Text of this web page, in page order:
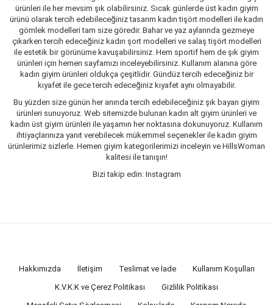
ürünleri ile her mevsim şık olabilirsiniz. Sıcak günlerde üst kadın giyim
ürünü olarak tercih edebileceğiniz tasarım kadın tişört modelleri ile kadın
gömlek modelleri tam size göredir. Bahar ve yaz aylarında gezmeye
çıkarken tercih edeceğiniz kadın şort modelleri ve salaş tişört modelleri
ile estetik bir görünüme kavuşabilirsiniz. Hem sportif hem de şık giyim
ürünleri için hemen sayfamızı inceleyebilirsiniz. Kullanım alanına göre
kadın giyim ürünleri oldukça çeşitlidir. Gündüz tercih edeceğiniz bir
kıyafet ile gece tercih edeceğiniz kıyafet aynı olmayabilir.
Bu yüzden size günün her anında tercih edebileceğiniz şık bayan giyim
ürünleri sunuyoruz. Web sitemizde bulunan kadın alt giyim ürünleri ve
kadın üst giyim ürünleri ile yaşamın her noktasına dokunuyoruz. Kullanım
ihtiyaçlarınıza yanıt verebilecek mükemmel seçenekler ile kadın giyim
ürünlerimiz sizlerle. Hemen giyim kategorilerimizi inceleyin ve HillsWoman
kalitesi ile tanışın!
Bizi takip edin: Instagram
Hakkımızda İletişim Teslimat ve İade
Kullanım Koşulları
K.V.K.K ve Çerez Politikası
Gizlilik Politikası